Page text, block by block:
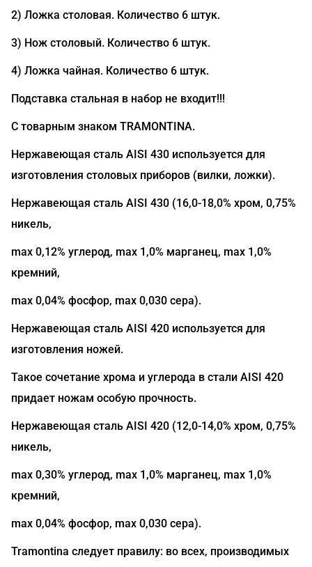
2) Ложка столовая. Количество 6 штук.
3) Нож столовый. Количество 6 штук.
4) Ложка чайная. Количество 6 штук.
Подставка стальная в набор не входит!!!
С товарным знаком TRAMONTINA.
Нержавеющая сталь AISI 430 используется для
изготовления столовых приборов (вилки, ложки).
Нержавеющая сталь AISI 430 (16,0-18,0% хром, 0,75%
никель,
max 0,12% углерод, max 1,0% марганец, max 1,0%
кремний,
max 0,04% фосфор, max 0,030 сера).
Нержавеющая сталь AISI 420 используется для
изготовления ножей.
Такое сочетание хрома и углерода в стали AISI 420
придает ножам особую прочность.
Нержавеющая сталь AISI 420 (12,0-14,0% хром, 0,75%
никель,
max 0,30% углерод, max 1,0% марганец, max 1,0%
кремний,
max 0,04% фосфор, max 0,030 сера).
Tramontina следует правилу: во всех, производимых